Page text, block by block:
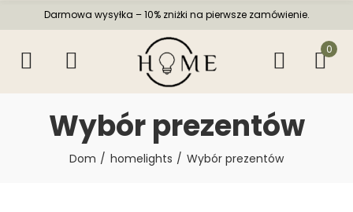
Darmowa wysyłka – 10% zniżki na pierwsze zamówienie.
0
Wybór prezentów
Dom homelights Wybór prezentów